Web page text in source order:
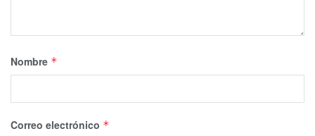
Nombre *
Correo electrónico *